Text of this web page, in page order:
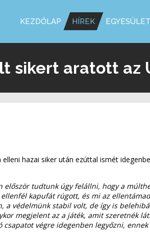
KEZDŐLAP HÍREK EGYESÜLET
sikert aratott az
hazai siker után ezúttal ismét
először tudtunk úgy felállni, hogy a
kapufát rúgott, és mi az
a védelmünk stabil volt, de így is
megjelent az a játék, amit szeretnék
végre idegenben legyőzni,